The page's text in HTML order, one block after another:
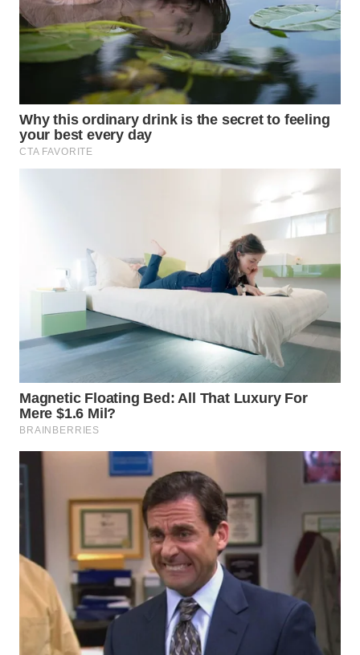
WAHANA
INFRASTRUKTUR
KONSUMEN
WAHANA
LISTRIK
WAHANANEWS
CO ID
WAHANANEWS
SPORT
UMKM
WAHANA
SELEB